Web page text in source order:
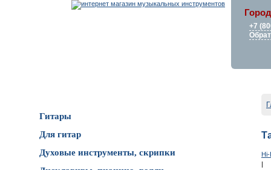
+7
Гитары
Для гитар
Духовые инструменты, скрипки
|